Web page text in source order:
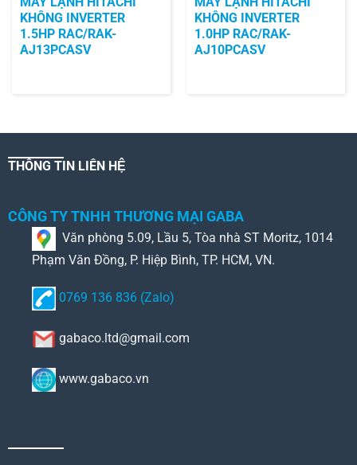
KHÔNG INVERTER
1.5HP RAC/RAK-
AJ13PCASV
KHÔNG INVERTER
1.0HP RAC/RAK-
AJ10PCASV
THÔNG TIN LIÊN HỆ
CÔNG TY TNHH THƯƠNG MẠI GABA
Văn phòng 5.09, Lầu 5, Tòa nhà ST Moritz, 1014
Phạm Văn Đồng, P. Hiệp Bình, TP. HCM, VN.
0769 136 836 (Zalo)
gabaco.ltd@gmail.com
www.gabaco.vn